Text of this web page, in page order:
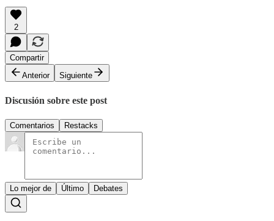
2
Compartir
Anterior
Siguiente
Discusión sobre este post
Comentarios Restacks
Lo mejor de Último Debates